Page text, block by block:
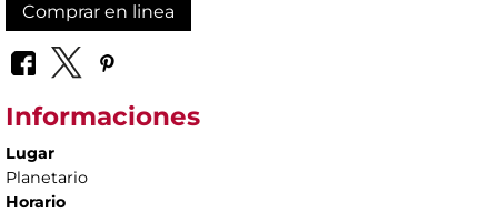
Comprar en linea
Informaciones
Lugar
Planetario
Horario